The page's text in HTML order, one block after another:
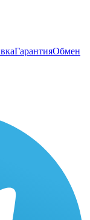
ГарантияОбмен